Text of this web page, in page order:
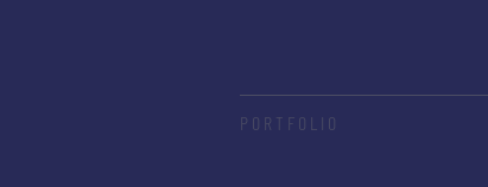
PORTFOLIO